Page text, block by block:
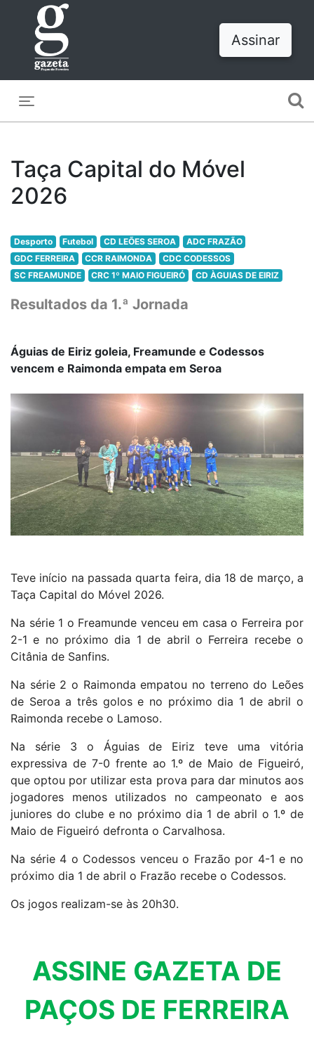
Assinar
Taça Capital do Móvel
2026
Desporto Futebol CD LEÕES SEROA
ADC FRAZÃO
GDC FERREIRA
CCR RAIMONDA
CDC CODESSOS
SC FREAMUNDE
CRC 1º MAIO FIGUEIRÓ CD ÀGUIAS DE EIRIZ
Resultados da 1.ª Jornada
Águias de Eiriz goleia, Freamunde e Codessos
vencem e Raimonda empata em Seroa
Teve início na passada quarta feira, dia 18 de março, a
Taça Capital do Móvel 2026.
Na série 1 o Freamunde venceu em casa o Ferreira por
2-1 e no próximo dia 1 de abril o Ferreira recebe o
Citânia de Sanfins.
Na série 2 o Raimonda empatou no terreno do Leões
de Seroa a três golos e no próximo dia 1 de abril o
Raimonda recebe o Lamoso.
Na série 3 o Águias de Eiriz teve uma vitória
expressiva de 7-0 frente ao 1.º de Maio de Figueiró,
que optou por utilizar esta prova para dar minutos aos
jogadores menos utilizados no campeonato e aos
juniores do clube e no próximo dia 1 de abril o 1.º de
Maio de Figueiró defronta o Carvalhosa.
Na série 4 o Codessos venceu o Frazão por 4-1 e no
próximo dia 1 de abril o Frazão recebe o Codessos.
Os jogos realizam-se às 20h30.
ASSINE GAZETA DE
PAÇOS DE FERREIRA